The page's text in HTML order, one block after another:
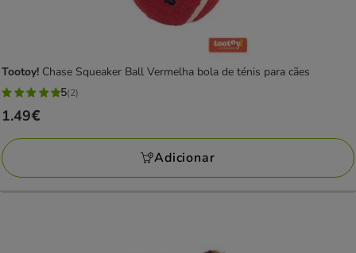
Tootoy! Chase Squeaker Ball Vermelha bola de ténis para cães
5
estrelas
com
2
avaliações
5(2)
Preço
1.49€
1.49€
Adicionar